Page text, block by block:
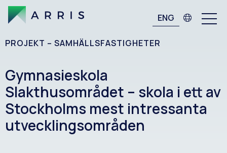
ENG
PROJEKT – SAMHÄLLSFASTIGHETER
Gymnasieskola
Slakthusområdet – skola i ett av
Stockholms mest intressanta
utvecklingsområden